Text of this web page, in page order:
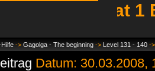
buba1987 hat
-> Gagolga - The beginning -> Level 131 - 140 -
Datum: 30.03.2008,